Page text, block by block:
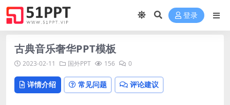
登录
古典音乐奢华PPT模板
2023-02-11 国外PPT 156 0
详情介绍 常见问题 评论建议